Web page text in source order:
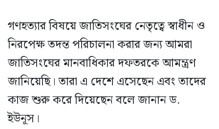
গণহত্যার বিষয়ে জাতিসংঘের নেতৃত্বে স্বাধীন ও
নিরপেক্ষ তদন্ত পরিচালনা করার জন্য আমরা
জাতিসংঘের মানবাধিকার দফতরকে আমন্ত্রণ
জানিয়েছি। তারা এ দেশে এসেছেন এবং তাদের
কাজ শুরু করে দিয়েছেন বলে জানান ড.
ইউনূস।